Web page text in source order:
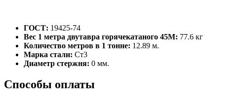
ГОСТ: 19425-74
Вес 1 метра двутавра горячекатаного 45М: 77.6 кг
Количество метров в 1 тонне: 12.89 м.
Марка стали: Ст3
Диаметр стержня: 0 мм.
Способы оплаты